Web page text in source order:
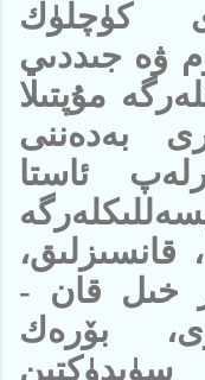
كۈچلۈك
ۋە جىددىي
مۇپتىلا
بەدەننى
ئاستا
قانسىزلىق،
خىل قان -
بۆرەك